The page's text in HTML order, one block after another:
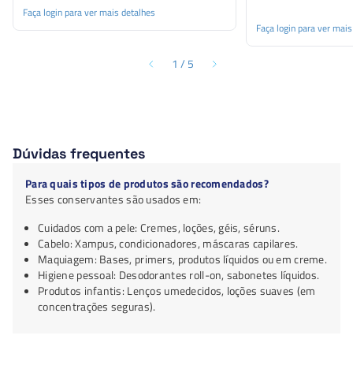
Faça login para ver mais detalhes
Faça login para ver
1 /5
Dúvidas frequentes
Para quais tipos de produtos são recomendados?
Esses conservantes são usados em:
Cuidados com a pele: Cremes, loções, géis, séruns.
Cabelo: Xampus, condicionadores, máscaras capilares.
Maquiagem: Bases, primers, produtos líquidos ou em creme.
Higiene pessoal: Desodorantes roll-on, sabonetes líquidos.
Produtos infantis: Lenços umedecidos, loções suaves (em
concentrações seguras).